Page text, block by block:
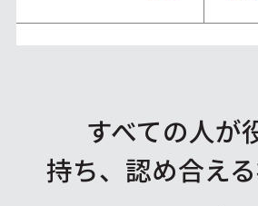
すべての人が
持ち、認め合える